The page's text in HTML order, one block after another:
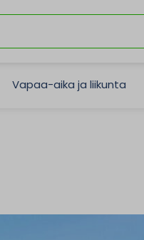
Vapaa-aika ja liikunta